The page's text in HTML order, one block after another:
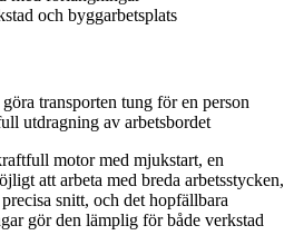
och byggarbetsplats
transporten tung för en person
utdragning av arbetsbordet
motor med mjukstart, en
att arbeta med breda arbetsstycken,
snitt, och det hopfällbara
gör den lämplig för både verkstad